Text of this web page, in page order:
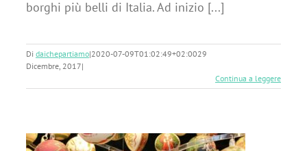
borghi più belli di Italia. Ad inizio [...]
Di daichepartiamo|2020-07-09T01:02:49+02:0029
Dicembre, 2017|
Continua a leggere